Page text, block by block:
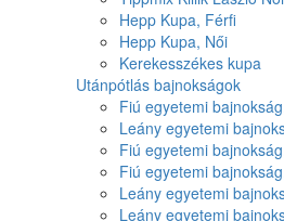
Hepp Kupa, Férfi
Hepp Kupa, Női
Kerekesszékes kupa
Utánpótlás bajnokságok
Fiú egyetemi
Leány egyetemi
Fiú egyetemi
Fiú egyetemi
Leány egyetemi
Leány egyetemi